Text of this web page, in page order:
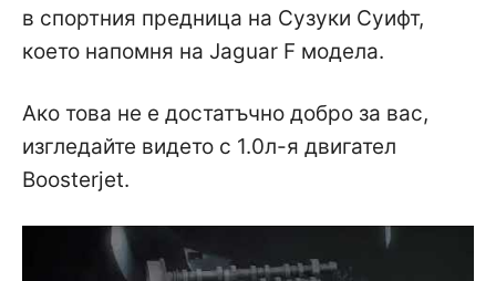
в спортния предница на Сузуки Суифт,
което напомня на Jaguar F модела.
Ако това не е достатъчно добро за вас,
изгледайте видето с 1.0л-я двигател
Boosterjet.